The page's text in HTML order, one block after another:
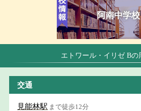
阿南中学校
エトワール・イリゼ Bの
交通
見能林駅 まで徒歩12分